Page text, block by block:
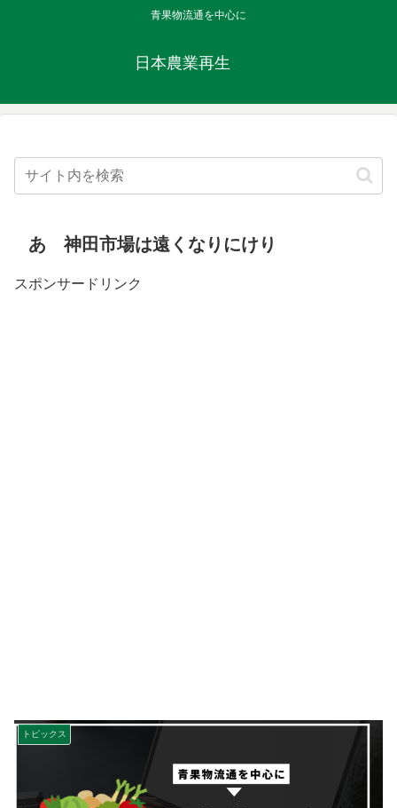
青果物流通を中心に
日本農業再生
あゝ神田市場は遠くなりにけり
スポンサードリンク
トピックス